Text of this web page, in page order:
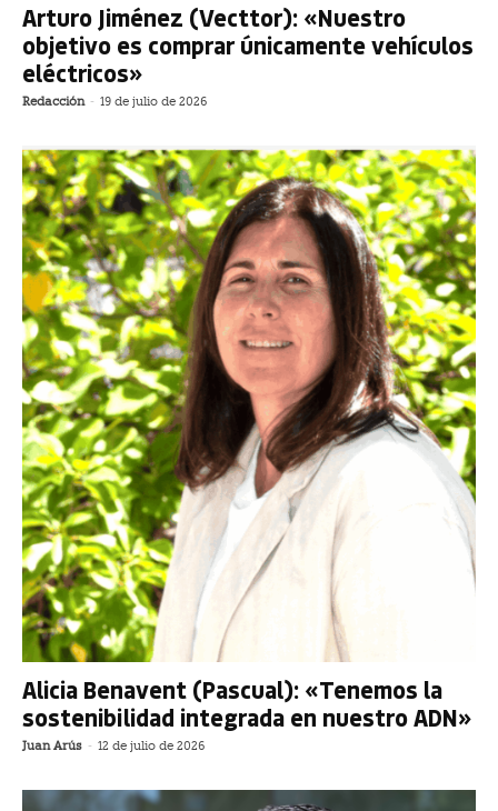
Arturo Jiménez (Vecttor): «Nuestro
objetivo es comprar únicamente vehículos
eléctricos»
Redacción - 19 de julio de 2026
Alicia Benavent (Pascual): «Tenemos la
sostenibilidad integrada en nuestro ADN»
Juan Arús - 12 de julio de 2026